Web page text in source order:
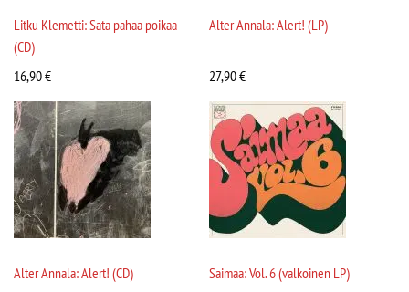
Litku Klemetti: Sata pahaa poikaa
(CD)
16,90€
Alter Annala: Alert! (LP)
27,90€
Alter Annala: Alert! (CD)
Saimaa: Vol. 6 (valkoinen LP)